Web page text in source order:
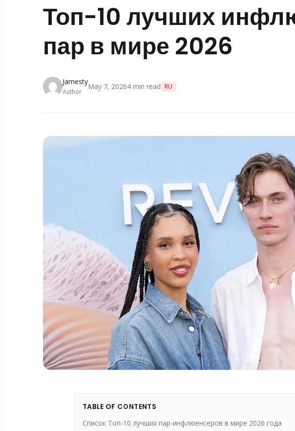
Топ-10 лучших
пар в мире 2026
Jamesty
Author
May 7, 20264 min read RU
TABLE OF CONTENTS
Список Топ-10 лучших пар-инфлюенсеров в мире 2026 года